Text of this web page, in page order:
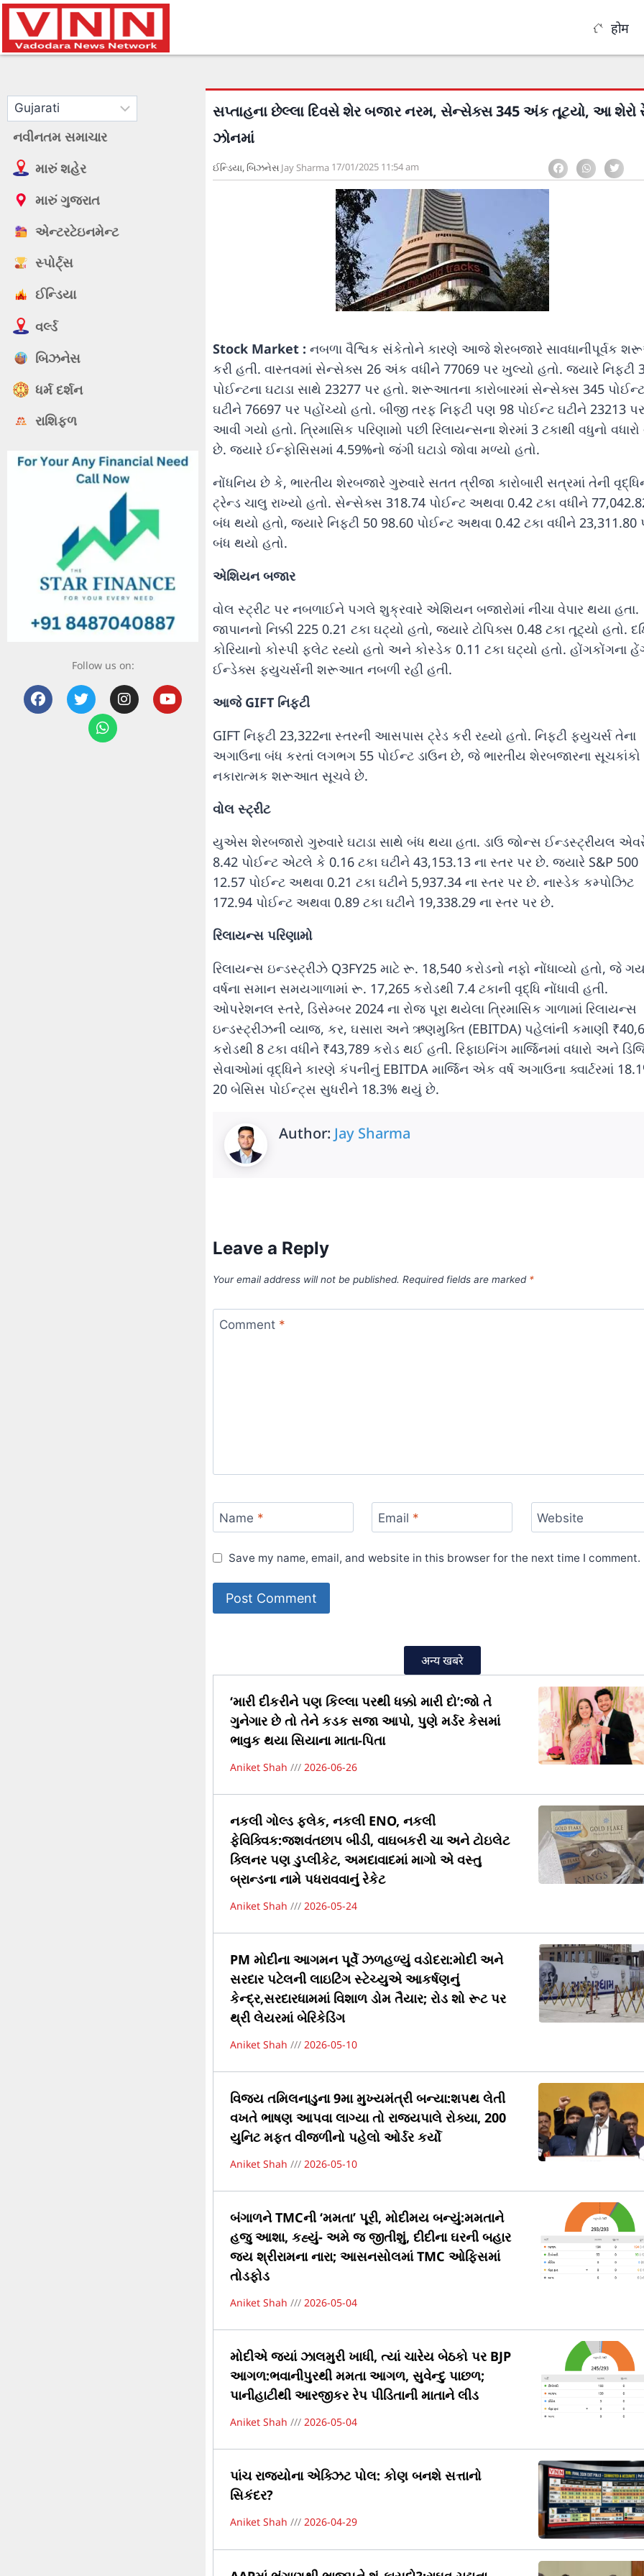
होम
નવીનતમ સમાચાર
મારું શહેર
મારું ગુજરાત
એન્ટરટેઇનમેન્ટ
સ્પોર્ટ્સ
ઈન્ડિયા
વર્લ્ડ
બિઝનેસ
ધર્મ દર્શન
રાશિફળ
Follow us on:
સપ્તાહના છેલ્લા દિવસે શેર બજાર નરમ, સેન્સેક્સ 345 અંક તૂટયો, આ શેરો
ઝોનમાં
ઈન્ડિયા,બિઝનેસ Jay Sharma 17/01/2025 11:54 am
Stock Market : નબળા વૈશ્વિક સંકેતોને કારણે આજે શેરબજારે સાવધાનીપૂર્વક
કરી હતી. વાસ્તવમાં સેન્સેક્સ 26 અંક વધીને 77069 પર ખુલ્યો હતો. જ્યારે નિફ્ટી
પોઈન્ટના ઘટાડા સાથે 23277 પર હતો. શરૂઆતના કારોબારમાં સેન્સેક્સ 345 પોઈન્ટ
ઘટીને 76697 પર પહોંચ્યો હતો. બીજી તરફ નિફ્ટી પણ 98 પોઈન્ટ ઘટીને 23213 પર
આવી ગયો હતો. ત્રિમાસિક પરિણામો પછી રિલાયન્સના શેરમાં 3 ટકાથી વધુનો
છે. જ્યારે ઈન્ફોસિસમાં 4.59%નો જંગી ઘટાડો જોવા મળ્યો હતો.
નોંધનિય છે કે, ભારતીય શેરબજારે ગુરુવારે સતત ત્રીજા કારોબારી સત્રમાં તેની
ટ્રેન્ડ ચાલુ રાખ્યો હતો. સેન્સેક્સ 318.74 પોઈન્ટ અથવા 0.42 ટકા વધીને
બંધ થયો હતો, જ્યારે નિફ્ટી 50 98.60 પોઈન્ટ અથવા 0.42 ટકા વધીને 23,311.80
બંધ થયો હતો.
એશિયન બજાર
વોલ સ્ટ્રીટ પર નબળાઈને પગલે શુક્રવારે એશિયન બજારોમાં નીચા વેપાર થયા હતા.
જાપાનનો નિક્કી 225 0.21 ટકા ઘટ્યો હતો, જ્યારે ટોપિક્સ 0.48 ટકા તૂટ્યો હતો.
કોરિયાનો કોસ્પી ફ્લેટ રહ્યો હતો અને કોસ્ડેક 0.11 ટકા ઘટ્યો હતો. હોંગકોંગના
ઈન્ડેક્સ ફ્યુચર્સની શરૂઆત નબળી રહી હતી.
આજે GIFT નિફ્ટી
GIFT નિફ્ટી 23,322ના સ્તરની આસપાસ ટ્રેડ કરી રહ્યો હતો. નિફ્ટી ફ્યુચર્સ તેના
અગાઉના બંધ કરતાં લગભગ 55 પોઈન્ટ ડાઉન છે, જે ભારતીય શેરબજારના સૂચકાંકો
નકારાત્મક શરૂઆત સૂચવે છે.
વોલ સ્ટ્રીટ
યુએસ શેરબજારો ગુરુવારે ઘટાડા સાથે બંધ થયા હતા. ડાઉ જોન્સ ઈન્ડસ્ટ્રીયલ
8.42 પોઈન્ટ એટલે કે 0.16 ટકા ઘટીને 43,153.13 ના સ્તર પર છે. જ્યારે S&P 500
12.57 પોઈન્ટ અથવા 0.21 ટકા ઘટીને 5,937.34 ના સ્તર પર છે. નાસ્ડેક કમ્પોઝિટ
172.94 પોઈન્ટ અથવા 0.89 ટકા ઘટીને 19,338.29 ના સ્તર પર છે.
રિલાયન્સ પરિણામો
રિલાયન્સ ઇન્ડસ્ટ્રીઝે Q3FY25 માટે રૂ. 18,540 કરોડનો નફો નોંધાવ્યો હતો, જે
વર્ષના સમાન સમયગાળામાં રૂ. 17,265 કરોડથી 7.4 ટકાની વૃદ્ધિ નોંધાવી હતી.
ઓપરેશનલ સ્તરે, ડિસેમ્બર 2024 ના રોજ પૂરા થયેલા ત્રિમાસિક ગાળામાં રિલાયન્સ
ઇન્ડસ્ટ્રીઝની વ્યાજ, કર, ઘસારા અને ઋણમુક્તિ (EBITDA) પહેલાંની કમાણી
કરોડથી 8 ટકા વધીને ₹43,789 કરોડ થઈ હતી. રિફાઇનિંગ માર્જિનમાં વધારો અને
સેવાઓમાં વૃદ્ધિને કારણે કંપનીનું EBITDA માર્જિન એક વર્ષ અગાઉના ક્વાર્ટરમાં
20 બેસિસ પોઈન્ટ્સ સુધરીને 18.3% થયું છે.
Author: Jay Sharma
Leave a Reply
Your email address will not be published. Required fields are marked *
Comment *
Name * Email * Website
Save my name, email, and website in this browser for the next time I comment.
अन्य खबरे
‘મારી દીકરીને પણ કિલ્લા પરથી ધક્કો મારી દો’:જો તે
ગુનેગાર છે તો તેને કડક સજા આપો, પુણે મર્ડર કેસમાં
ભાવુક થયા સિયાના માતા-પિતા
Aniket Shah 2026-06-26
નકલી ગોલ્ડ ફ્લેક, નકલી ENO, નકલી
ફેવિક્વિક:જશવંતછાપ બીડી, વાઘબકરી ચા અને ટોઇલેટ
ક્લિનર પણ ડુપ્લીકેટ, અમદાવાદમાં માગો એ વસ્તુ
બ્રાન્ડના નામે પધરાવવાનું રેકેટ
Aniket Shah 2026-05-24
PM મોદીના આગમન પૂર્વે ઝળહળ્યું વડોદરા:મોદી અને
સરદાર પટેલની લાઇટિંગ સ્ટેચ્યુએ આકર્ષણનું
કેન્દ્ર,સરદારધામમાં વિશાળ ડોમ તૈયાર; રોડ શો રૂટ પર
થ્રી લેયરમાં બેરિકેડિંગ
Aniket Shah 2026-05-10
વિજય તમિલનાડુના 9મા મુખ્યમંત્રી બન્યા:શપથ લેતી
વખતે ભાષણ આપવા લાગ્યા તો રાજ્યપાલે રોક્યા, 200
યુનિટ મફત વીજળીનો પહેલો ઓર્ડર કર્યો
Aniket Shah 2026-05-10
બંગાળને TMCની ‘મમતા’ પૂરી, મોદીમય બન્યું:મમતાને
હજુ આશા, કહ્યું- અમે જ જીતીશું, દીદીના ઘરની બહાર
જય શ્રીરામના નારા; આસનસોલમાં TMC ઓફિસમાં
તોડફોડ
Aniket Shah 2026-05-04
મોદીએ જ્યાં ઝાલમુરી ખાધી, ત્યાં ચારેય બેઠકો પર BJP
આગળ:ભવાનીપુરથી મમતા આગળ, સુવેન્દુ પાછળ;
પાનીહાટીથી આરજીકર રેપ પીડિતાની માતાને લીડ
Aniket Shah 2026-05-04
પાંચ રાજ્યોના એક્ઝિટ પોલ: કોણ બનશે સત્તાનો
સિકંદર?
Aniket Shah 2026-04-29